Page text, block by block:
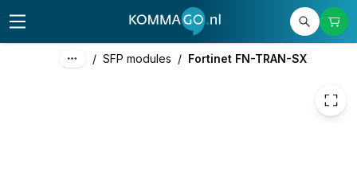
/ SFP modules / Fortinet FN-TRAN-SX
excl. btw